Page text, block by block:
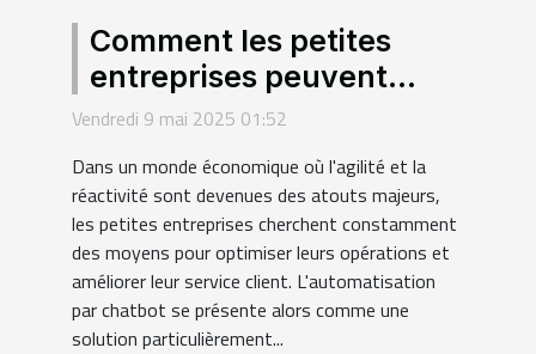
Comment les petites
entreprises peuvent
bénéficier de
chatbot
Vendredi 9 mai 2025 01:52
Dans un monde économique où l'agilité et la
réactivité sont devenues des atouts majeurs,
les petites entreprises cherchent constamment
des moyens pour optimiser leurs opérations et
améliorer leur service client. L'automatisation
par chatbot se présente alors comme une
solution particulièrement...